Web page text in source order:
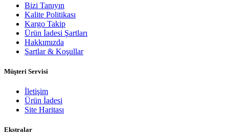
Bizi Tanıyın
Kalite Politikası
Kargo Takip
Ürün İadesi Şartları
Hakkımızda
Şartlar & Koşullar
Müşteri Servisi
İletişim
Ürün İadesi
Site Haritası
Ekstralar